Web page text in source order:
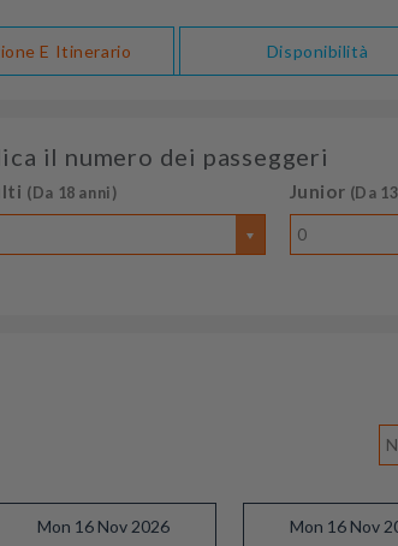
E Itinerario Disponibilità
il numero dei passeggeri
(Da 18 anni) Junior (Da
0
Mon 16 Nov 2026
Mon 16 Nov